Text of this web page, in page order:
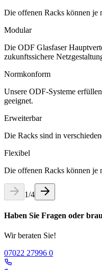
Die offenen Racks können je
Modular
Die ODF Glasfaser
zukunftssichere
Normkonform
Unsere ODF-Systeme
geeignet.
Erweiterbar
Die Racks sind in
Flexibel
Die offenen Racks können je
1/4
Haben Sie Fragen oder
Wir beraten Sie!
07022 27996 0